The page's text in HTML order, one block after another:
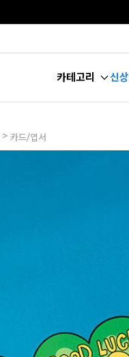
카테고리 신
> 카드/엽서